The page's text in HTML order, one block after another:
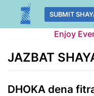
Skip
SUBMIT
Enjoy
JAZBAT
DHOKA dena